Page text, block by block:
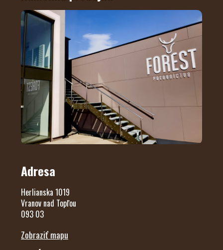
Adresa
Herlianska 1019
Vranov nad Topľou
093 03
Zobraziť mapu